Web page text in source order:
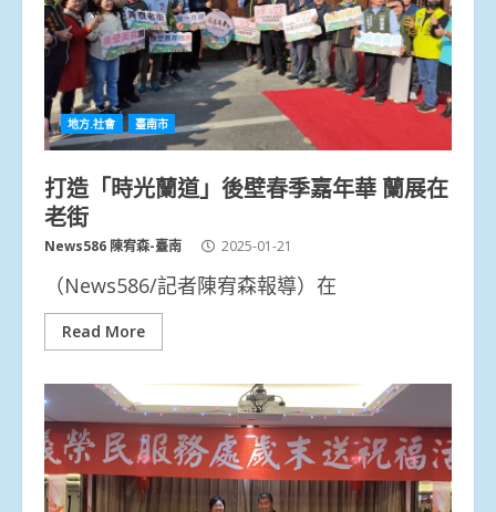
地方.社會 臺南市
打造「時光蘭道」後壁春季嘉年華 蘭展在
老街
News586 陳宥森-臺南 2025-01-21
（News586/記者陳宥森報導）在
Read More